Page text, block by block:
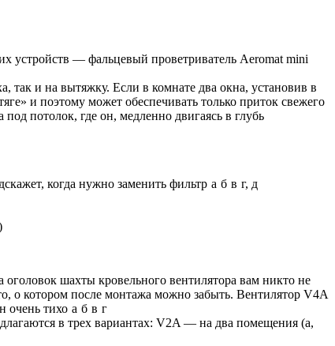
устройств — фальцевый проветриватель Aeromat mini
так и на вытяжку. Если в комнате два окна, установив в
и поэтому может обеспечивать только приток свежего
потолок, где он, медленно двигаясь в глубь
когда нужно заменить фильтр а б в г, д
шахты кровельного вентилятора вам никто не
о котором после монтажа можно забыть. Вентилятор V4A
очень тихо а б в г
в трех вариантах: V2A — на два помещения (а,